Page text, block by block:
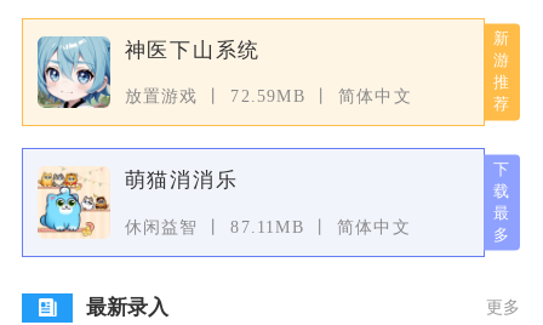
神医下山系统
放置游戏 72.59MB 简体中文
萌猫消消乐
休闲益智 87.11MB 简体中文
最新录入 更多